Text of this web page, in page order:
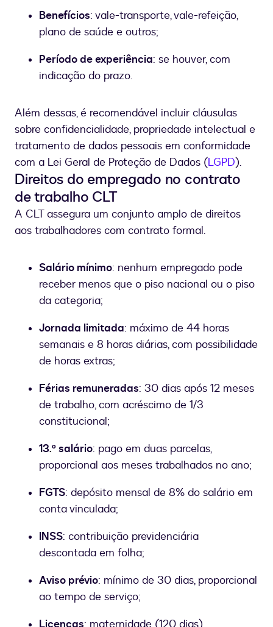
Benefícios: vale-transporte, vale-refeição,
plano de saúde e outros;
Período de experiência: se houver, com
indicação do prazo.
Além dessas, é recomendável incluir cláusulas
sobre confidencialidade, propriedade intelectual e
tratamento de dados pessoais em conformidade
com a Lei Geral de Proteção de Dados (LGPD).
Direitos do empregado no contrato
de trabalho CLT
A CLT assegura um conjunto amplo de direitos
aos trabalhadores com contrato formal.
Salário mínimo: nenhum empregado pode
receber menos que o piso nacional ou o piso
da categoria;
Jornada limitada: máximo de 44 horas
semanais e 8 horas diárias, com possibilidade
de horas extras;
Férias remuneradas: 30 dias após 12 meses
de trabalho, com acréscimo de 1/3
constitucional;
13.º salário: pago em duas parcelas,
proporcional aos meses trabalhados no ano;
FGTS: depósito mensal de 8% do salário em
conta vinculada;
INSS: contribuição previdenciária
descontada em folha;
Aviso prévio: mínimo de 30 dias, proporcional
ao tempo de serviço;